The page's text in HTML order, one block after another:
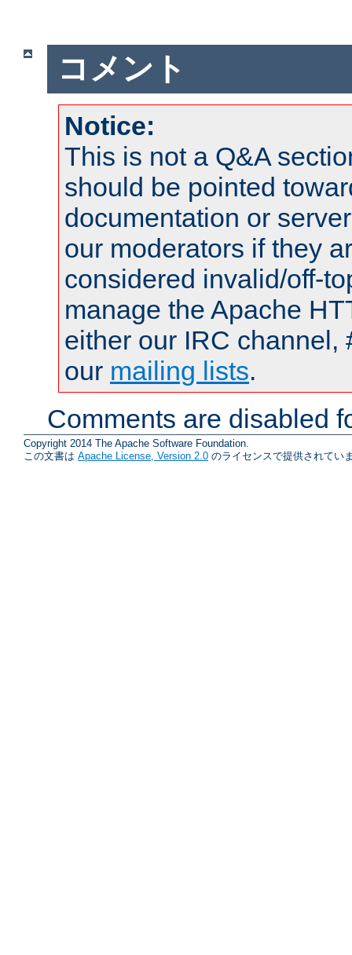
コメント
Notice:
This is not a Q&A
should be pointed
documentation or
our moderators if they
considered invalid/off-
manage the Apache
either our IRC channel,
our mailing lists.
Comments are disabled
Copyright 2014 The Apache Software Foundation.
この文書は Apache License, Version 2.0 のライセンスで提供されてい